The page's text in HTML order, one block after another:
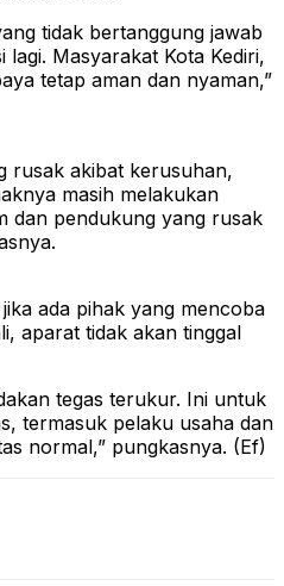
tidak bertanggung jawab
Masyarakat Kota Kediri,
tetap aman dan nyaman,”
rusak akibat kerusuhan,
masih melakukan
dan pendukung yang rusak
ada pihak yang mencoba
aparat tidak akan tinggal
tegas terukur. Ini untuk
termasuk pelaku usaha dan
normal,” pungkasnya. (Ef)